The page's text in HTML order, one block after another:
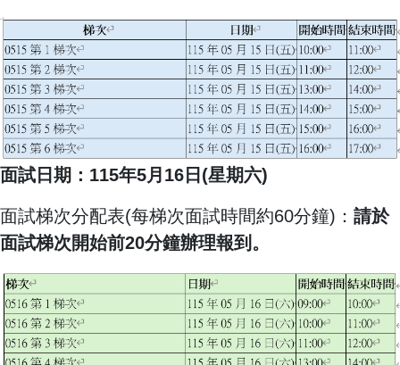
面試日期：115年5月16日(星期六)
面試梯次分配表(每梯次面試時間約60分鐘)： 請於
面試梯次開始前20分鐘辦理報到。